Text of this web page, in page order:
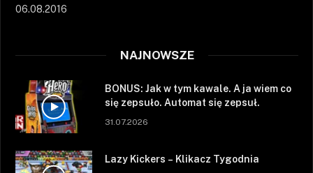
06.08.2016
NAJNOWSZE
BONUS: Jak w tym kawale. A ja wiem co
się zepsuło. Automat się zepsuł.
31.07.2026
Lazy Kickers – Klikacz Tygodnia